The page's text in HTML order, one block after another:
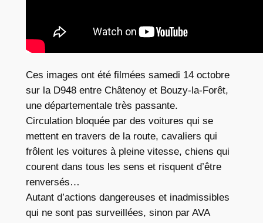
Ces images ont été filmées samedi 14 octobre
sur la D948 entre Châtenoy et Bouzy-la-Forêt,
une départementale très passante.
Circulation bloquée par des voitures qui se
mettent en travers de la route, cavaliers qui
frôlent les voitures à pleine vitesse, chiens qui
courent dans tous les sens et risquent d’être
renversés…
Autant d’actions dangereuses et inadmissibles
qui ne sont pas surveillées, sinon par AVA